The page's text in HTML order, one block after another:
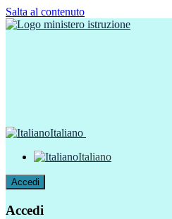
Salta al contenuto
Italiano
Italiano
Accedi
Accedi